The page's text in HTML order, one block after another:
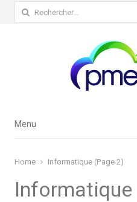
Rechercher :
Menu
Menu
Home Informatique (Page 2)
Informatique